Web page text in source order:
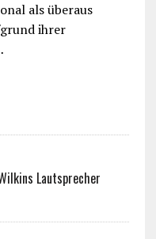
als überaus
ihrer
Lautsprecher